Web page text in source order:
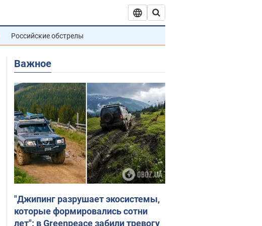
Российские обстрелы
Важное
"Джипинг разрушает экосистемы,
которые формировались сотни
лет": в Greenpeace забили тревогу